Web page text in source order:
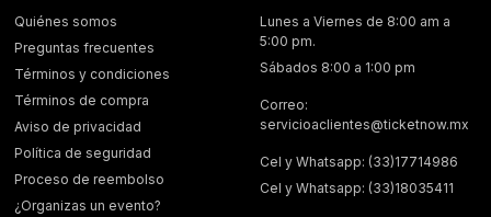
Quiénes somos
Preguntas frecuentes
Términos y condiciones
Términos de compra
Aviso de privacidad
Política de seguridad
Proceso de reembolso
¿Organizas un evento?
Lunes a Viernes de 8:00 am a
5:00 pm.
Sábados 8:00 a 1:00 pm
Correo:
servicioaclientes@ticketnow.mx
Cel y Whatsapp: (33)17714986
Cel y Whatsapp: (33)18035411